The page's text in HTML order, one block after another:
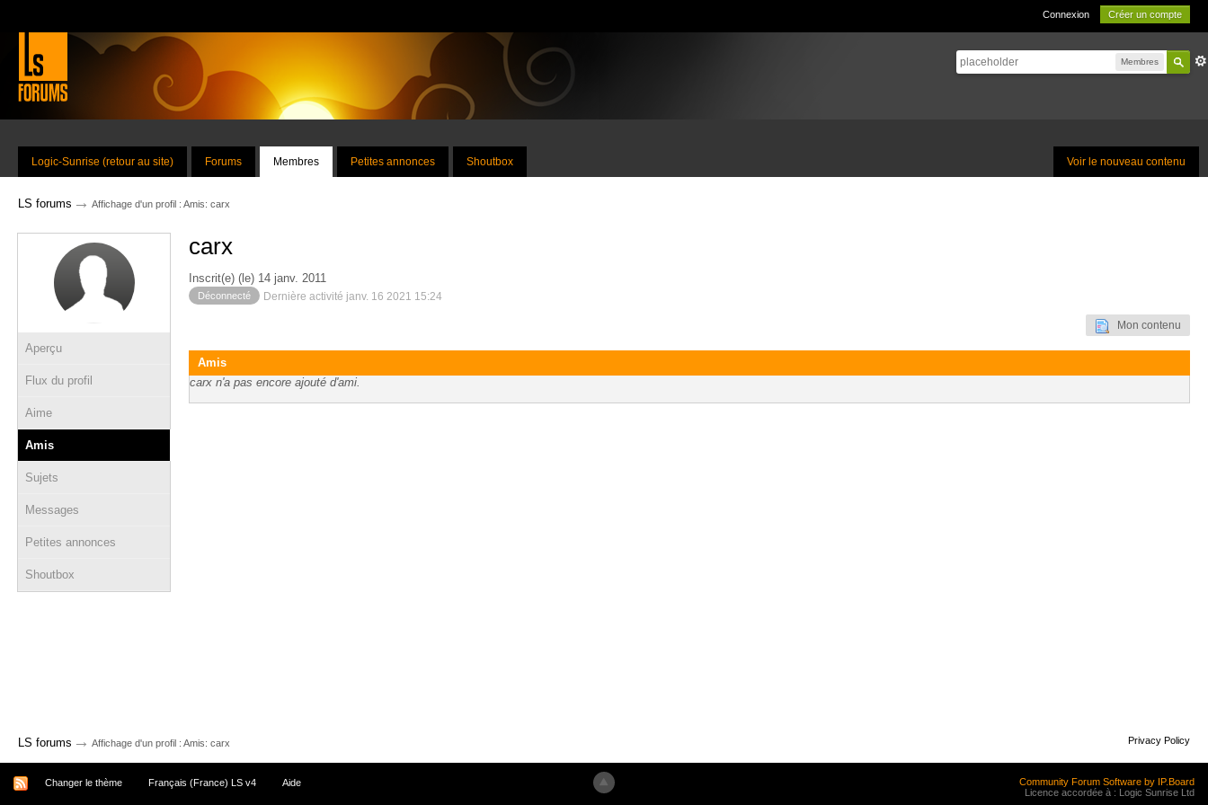
Connexion Créer un compte
Membres
Voir le nouveau contenu
Logic-Sunrise (retour au site) Forums Membres Petites annonces Shoutbox
LS forums → Affichage d'un profil : Amis: carx
Aperçu
Flux du profil
Aime
Amis
Sujets
Messages
Petites annonces
Shoutbox
carx
Inscrit(e) (le) 14 janv. 2011
Déconnecté Dernière activité janv. 16 2021 15:24
Mon contenu
Amis
carx n'a pas encore ajouté d'ami.
LS forums → Affichage d'un profil : Amis: carx Privacy Policy
Changer le thème Français (France) LS v4 Aide
Community Forum Software by IP.Board
Licence accordée à : Logic Sunrise Ltd